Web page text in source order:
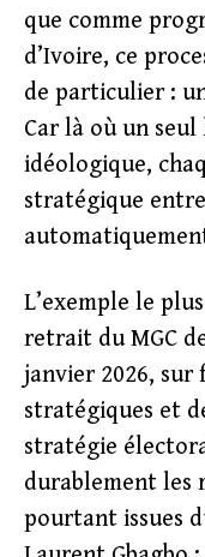
que comme
d’Ivoire, ce
de particulier :
Car là où un
idéologique,
stratégique
L’exemple le
retrait du MGC
janvier 2026, sur
stratégiques et
stratégie
durablement les
pourtant issues